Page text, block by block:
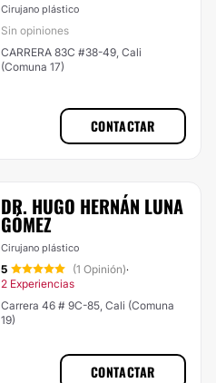
Cirujano plástico
Sin opiniones
CARRERA 83C #38-49, Cali
(Comuna 17)
CONTACTAR
DR. HUGO HERNÁN LUNA
GÓMEZ
Cirujano plástico
5 (1 Opinión)·
2 Experiencias
Carrera 46 # 9C-85, Cali (Comuna
19)
CONTACTAR